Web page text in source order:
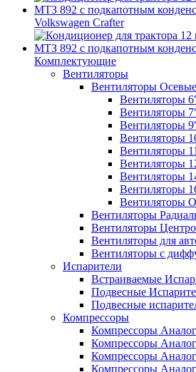
Volkswagen Crafter
Комплектующие
Вентиляторы
Вентиляторы Осевые
Вентиляторы
Вентиляторы
Вентиляторы
Вентиляторы
Вентиляторы
Вентиляторы
Вентиляторы
Вентиляторы
Вентиляторы
Вентиляторы
Вентиляторы
Вентиляторы для
Вентиляторы с
Испарители
Встраиваемые
Подвесные
Подвесные
Компрессоры
Компрессоры
Компрессоры
Компрессоры
Компрессоры